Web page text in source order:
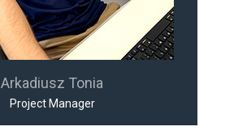
Arkadiusz Tonia
Project Manager